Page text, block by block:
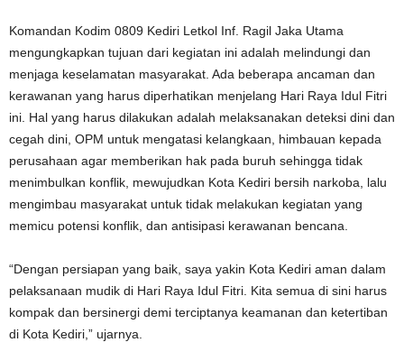
Komandan Kodim 0809 Kediri Letkol Inf. Ragil Jaka Utama
mengungkapkan tujuan dari kegiatan ini adalah melindungi dan
menjaga keselamatan masyarakat. Ada beberapa ancaman dan
kerawanan yang harus diperhatikan menjelang Hari Raya Idul Fitri
ini. Hal yang harus dilakukan adalah melaksanakan deteksi dini dan
cegah dini, OPM untuk mengatasi kelangkaan, himbauan kepada
perusahaan agar memberikan hak pada buruh sehingga tidak
menimbulkan konflik, mewujudkan Kota Kediri bersih narkoba, lalu
mengimbau masyarakat untuk tidak melakukan kegiatan yang
memicu potensi konflik, dan antisipasi kerawanan bencana.
“Dengan persiapan yang baik, saya yakin Kota Kediri aman dalam
pelaksanaan mudik di Hari Raya Idul Fitri. Kita semua di sini harus
kompak dan bersinergi demi terciptanya keamanan dan ketertiban
di Kota Kediri,” ujarnya.